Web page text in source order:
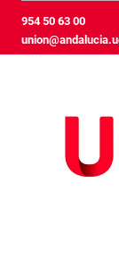
メインコンテン
954 50 63 00